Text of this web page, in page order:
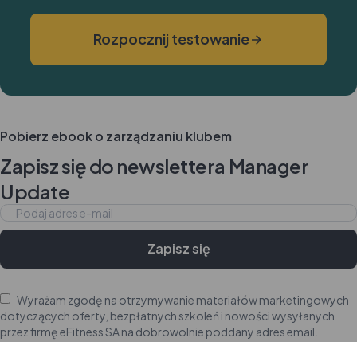
Rozpocznij testowanie
Pobierz ebook o zarządzaniu klubem
Zapisz się do newslettera Manager
Update
Zapisz się
Wyrażam zgodę na otrzymywanie materiałów marketingowych
dotyczących oferty, bezpłatnych szkoleń i nowości wysyłanych
przez firmę eFitness SA na dobrowolnie poddany adres email.